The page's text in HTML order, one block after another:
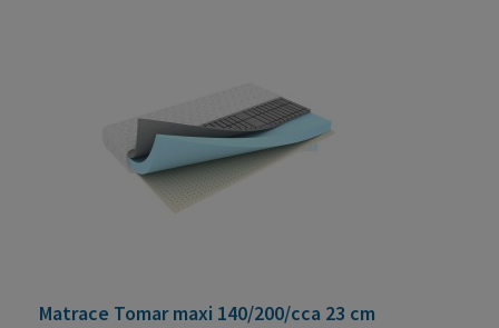
Matrace Tomar maxi 140/200/cca 23 cm